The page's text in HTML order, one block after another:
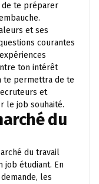
de te préparer
et ses
courantes
ton intérêt
te permettra de te
et
le job souhaité.
du
du travail
job étudiant. En
les